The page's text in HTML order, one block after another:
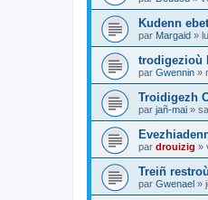
Kudenn
par Margaid »
trodigezioù
par Gwennin »
Troidigezh
par jañ-mai »
par drouizig »
Treiñ
par Gwenael »